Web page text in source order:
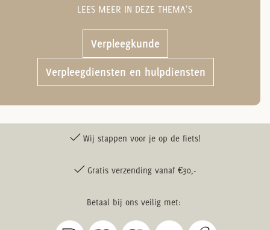
Verpleegkunde
Verpleegdiensten en hulpdiensten
LEES MEER IN DEZE THEMA'S
Wij stappen voor je op de fiets!
Gratis verzending vanaf €30,-
Betaal bij ons veilig met: